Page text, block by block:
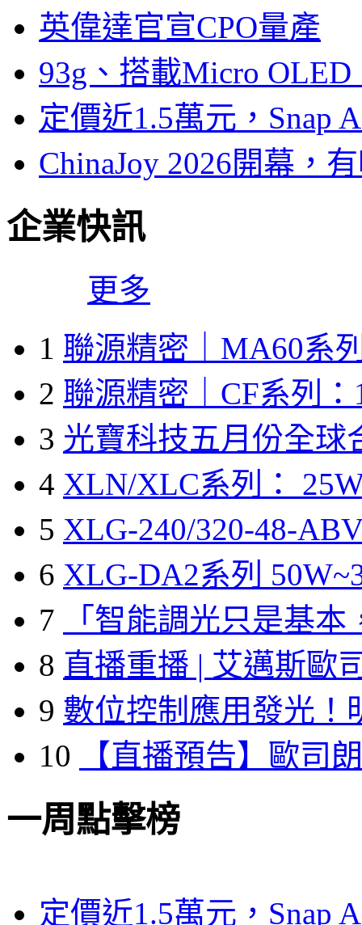
英偉達官宣CPO量產
93g、搭載Micro
定價近1.5萬元，Snap
ChinaJoy 2026開幕，
企業快訊
更多
1 聯源精密｜MA60系
2 聯源精密｜CF系列：
3 光寶科技五月份全球
4 XLN/XLC系列：
5 XLG-240/320-48-
6 XLG-DA2系列
7
「智能調光只是基本
8 直播重播 | 艾邁斯歐
9 數位控制應用發光！
10
【直播預告】歐司
一周點擊榜
定價近1.5萬元，Snap